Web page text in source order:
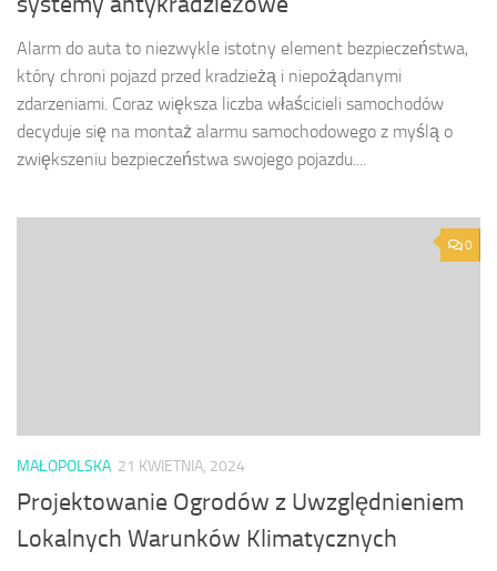
Alarm do auta to niezwykle istotny element bezpieczeństwa,
który chroni pojazd przed kradzieżą i niepożądanymi
zdarzeniami. Coraz większa liczba właścicieli samochodów
decyduje się na montaż alarmu samochodowego z myślą o
zwiększeniu bezpieczeństwa swojego pojazdu....
0
MAŁOPOLSKA 21 KWIETNIA, 2024
Projektowanie Ogrodów z Uwzględnieniem
Lokalnych Warunków Klimatycznych